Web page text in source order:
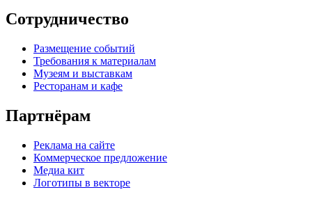
Сотрудничество
Размещение событий
Требования к материалам
Музеям и выставкам
Ресторанам и кафе
Партнёрам
Реклама на сайте
Коммерческое предложение
Медиа кит
Логотипы в векторе